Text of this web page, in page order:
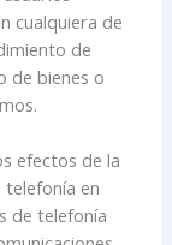
cualquiera de
de
de bienes o
efectos de la
en
de telefonía